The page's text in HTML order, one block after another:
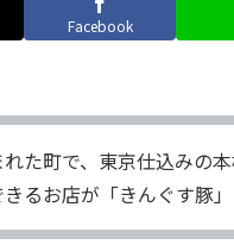
Facebook
た町で、東京仕込みの
るお店が「きんぐす豚」